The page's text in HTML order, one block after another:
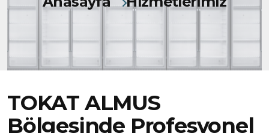
TOKAT ALMUS
Bölgesinde Profesyonel